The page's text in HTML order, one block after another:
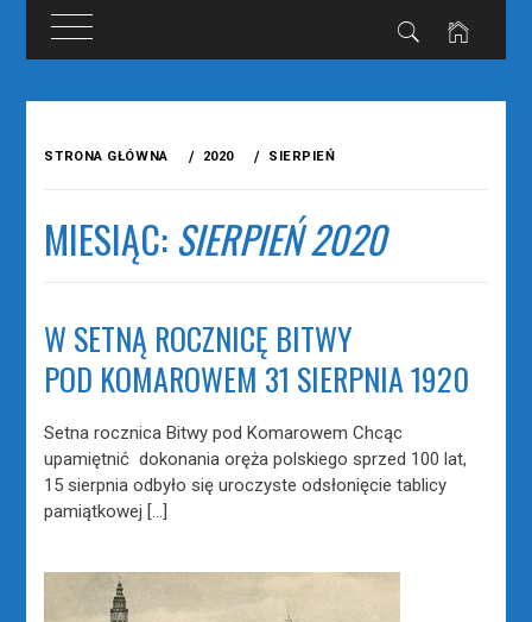
STRONA GŁÓWNA 2020 SIERPIEŃ
MIESIĄC:SIERPIEŃ 2020
W SETNĄ ROCZNICĘ BITWY
POD KOMAROWEM 31 SIERPNIA 1920
Setna rocznica Bitwy pod Komarowem Chcąc
upamiętnić dokonania oręża polskiego sprzed 100 lat,
15 sierpnia odbyło się uroczyste odsłonięcie tablicy
pamiątkowej […]